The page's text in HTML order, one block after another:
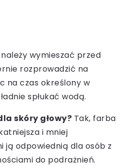
wymieszać przed
rozprowadzić na
na czas określony w
spłukać wodą.
skóry głowy? Tak, farba
i mniej
ją odpowiednią dla osób z
do podrażnień.